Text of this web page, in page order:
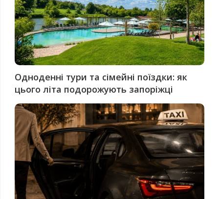
Одноденні тури та сімейні поїздки: як
цього літа подорожують запоріжці